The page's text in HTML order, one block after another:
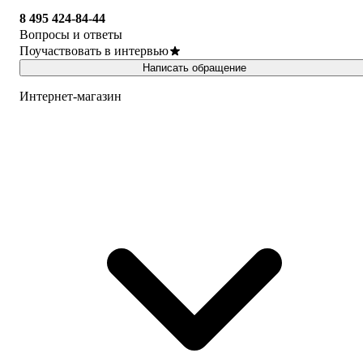
8 495 424-84-44
Вопросы и ответы
Поучаствовать в интервью
Написать обращение
Интернет-магазин